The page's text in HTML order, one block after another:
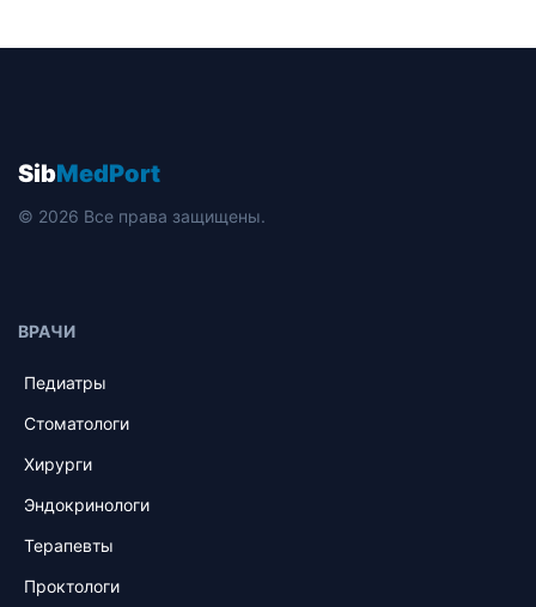
SibMedPort
© 2026 Все права защищены.
ВРАЧИ
Педиатры
Стоматологи
Хирурги
Эндокринологи
Терапевты
Проктологи